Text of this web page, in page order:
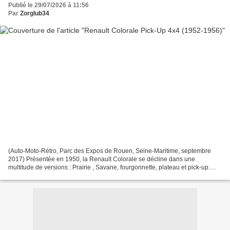
Publié le 29/07/2026 à 11:56
Par Zorglub34
(Auto-Moto-Rétro, Parc des Expos de Rouen, Seine-Maritime, septembre
2017) Présentée en 1950, la Renault Colorale se décline dans une
multitude de versions : Prairie , Savane, fourgonnette, plateau et pick-up.